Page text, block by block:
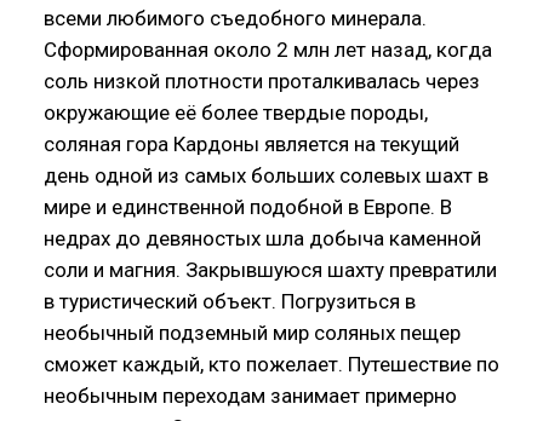
всеми любимого съедобного минерала.
Сформированная около 2 млн лет назад, когда
соль низкой плотности проталкивалась через
окружающие её более твердые породы,
соляная гора Кардоны является на текущий
день одной из самых больших солевых шахт в
мире и единственной подобной в Европе. В
недрах до девяностых шла добыча каменной
соли и магния. Закрывшуюся шахту превратили
в туристический объект. Погрузиться в
необычный подземный мир соляных пещер
сможет каждый, кто пожелает. Путешествие по
необычным переходам занимает примерно